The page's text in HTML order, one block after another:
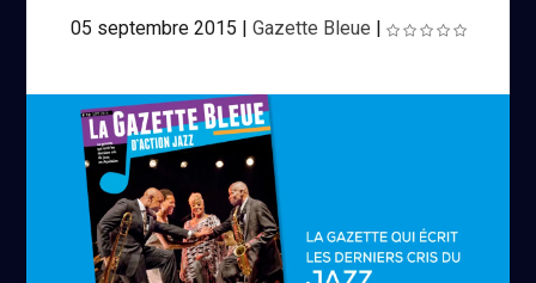
05 septembre 2015 | Gazette Bleue |